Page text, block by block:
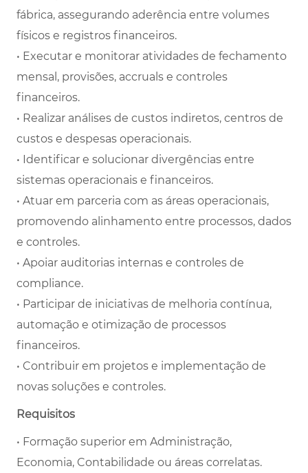
fábrica, assegurando aderência entre volumes
físicos e registros financeiros.
• Executar e monitorar atividades de fechamento
mensal, provisões, accruals e controles
financeiros.
• Realizar análises de custos indiretos, centros de
custos e despesas operacionais.
• Identificar e solucionar divergências entre
sistemas operacionais e financeiros.
• Atuar em parceria com as áreas operacionais,
promovendo alinhamento entre processos, dados
e controles.
• Apoiar auditorias internas e controles de
compliance.
• Participar de iniciativas de melhoria contínua,
automação e otimização de processos
financeiros.
• Contribuir em projetos e implementação de
novas soluções e controles.
Requisitos
• Formação superior em Administração,
Economia, Contabilidade ou áreas correlatas.